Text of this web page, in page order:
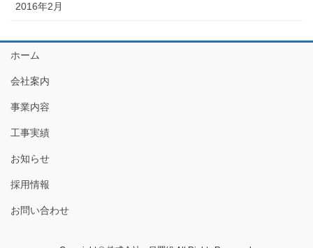
2016年2月
ホーム
会社案内
事業内容
工事実績
お知らせ
採用情報
お問い合わせ